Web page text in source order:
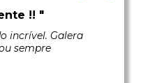
!! "
incrível. Galera
sempre